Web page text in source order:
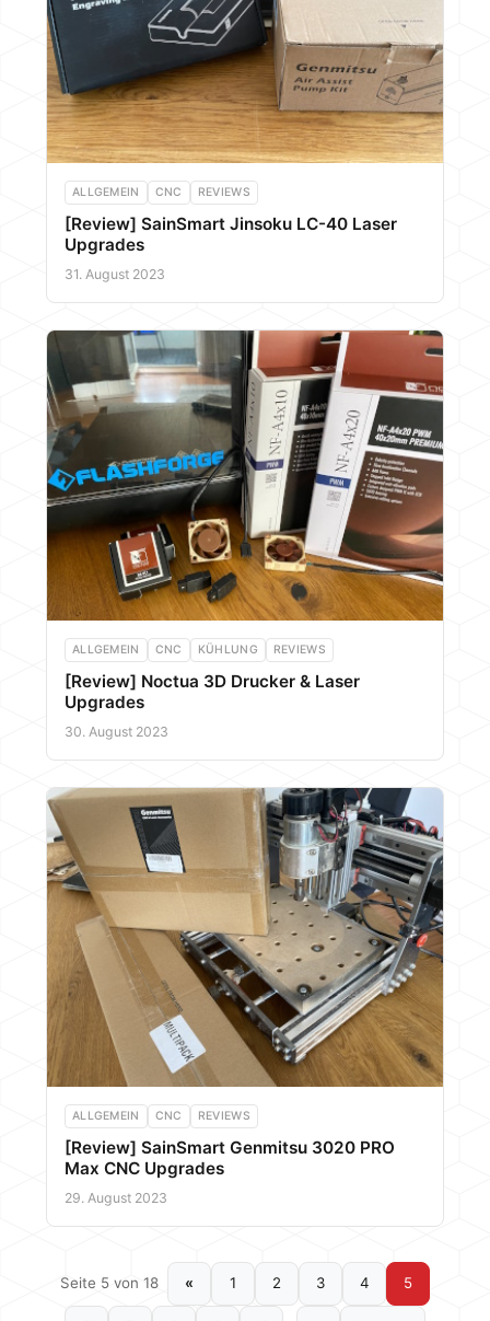
ALLGEMEIN CNC REVIEWS
[Review] SainSmart Jinsoku LC-40 Laser
Upgrades
31. August 2023
ALLGEMEIN CNC KÜHLUNG REVIEWS
[Review] Noctua 3D Drucker & Laser
Upgrades
30. August 2023
ALLGEMEIN CNC REVIEWS
[Review] SainSmart Genmitsu 3020 PRO
Max CNC Upgrades
29. August 2023
Seite 5 von 18 « 1 2 3 4 5